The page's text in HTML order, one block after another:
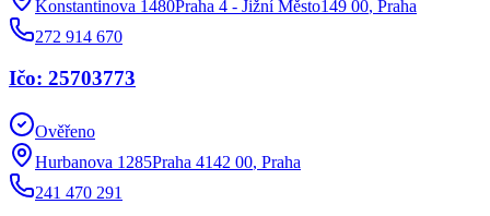
Konstantinova 1480Praha 4 - Jižní Město149 00, Praha
272 914 670
Ičo: 25703773
Ověřeno
Hurbanova 1285Praha 4142 00, Praha
241 470 291